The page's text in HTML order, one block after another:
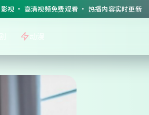
视 · 高清视频免费观看 · 热播内容实时更新